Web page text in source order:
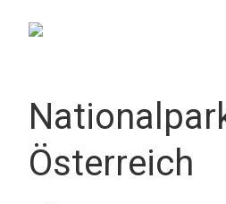
Österreich